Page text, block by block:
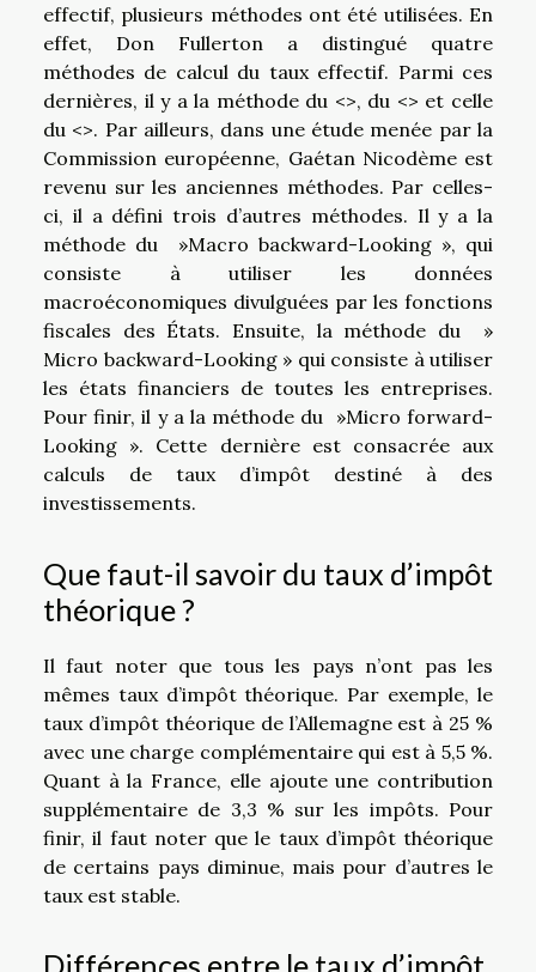
effectif, plusieurs méthodes ont été utilisées. En
effet, Don Fullerton a distingué quatre
méthodes de calcul du taux effectif. Parmi ces
dernières, il y a la méthode du <>, du <> et celle
du <>. Par ailleurs, dans une étude menée par la
Commission européenne, Gaétan Nicodème est
revenu sur les anciennes méthodes. Par celles-
ci, il a défini trois d’autres méthodes. Il y a la
méthode du »Macro backward-Looking », qui
consiste à utiliser les données
macroéconomiques divulguées par les fonctions
fiscales des États. Ensuite, la méthode du »
Micro backward-Looking » qui consiste à utiliser
les états financiers de toutes les entreprises.
Pour finir, il y a la méthode du »Micro forward-
Looking ». Cette dernière est consacrée aux
calculs de taux d’impôt destiné à des
investissements.
Que faut-il savoir du taux d’impôt
théorique ?
Il faut noter que tous les pays n’ont pas les
mêmes taux d’impôt théorique. Par exemple, le
taux d’impôt théorique de l’Allemagne est à 25 %
avec une charge complémentaire qui est à 5,5 %.
Quant à la France, elle ajoute une contribution
supplémentaire de 3,3 % sur les impôts. Pour
finir, il faut noter que le taux d’impôt théorique
de certains pays diminue, mais pour d’autres le
taux est stable.